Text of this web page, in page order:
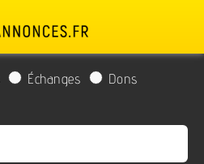
Échanges
Dons